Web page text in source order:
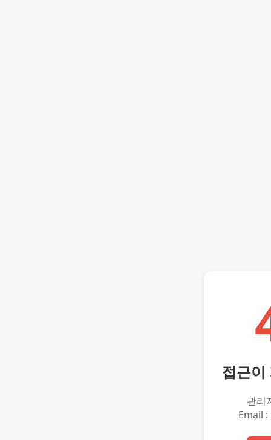
접근이
관리
Email